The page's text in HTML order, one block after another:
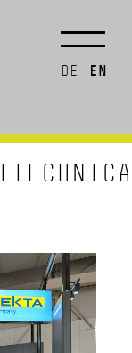
DE EN